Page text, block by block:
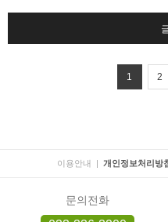
1 2
이용안내 | 개인정보처리방
문의전화